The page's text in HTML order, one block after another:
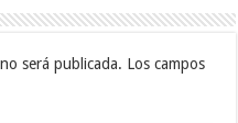
será publicada. Los campos